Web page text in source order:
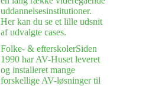
uddannelsesinstitutioner.
Her kan du se et lille udsnit
af udvalgte cases.
Folke- & efterskolerSiden
1990 har AV-Huset leveret
og installeret mange
forskellige AV-løsninger til